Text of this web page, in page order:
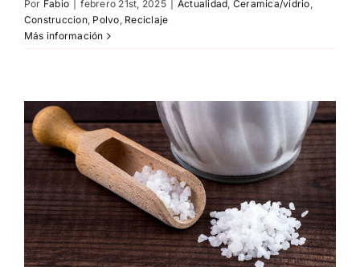
Por Fabio febrero 21st, 2025 Actualidad, Ceramica/vidrio,
Construccion, Polvo, Reciclaje
Más información